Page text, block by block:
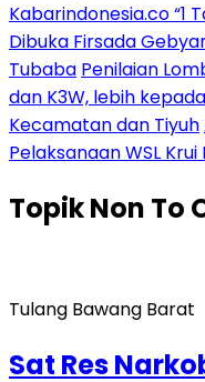
Kabarindonesia.co “1
Dibuka Firsada
Tubaba Penilaian
dan K3W, lebih
Kecamatan dan Tiyuh
Pelaksanaan WSL Krui
TopikNon To
Tulang Bawang Barat
Sat Res